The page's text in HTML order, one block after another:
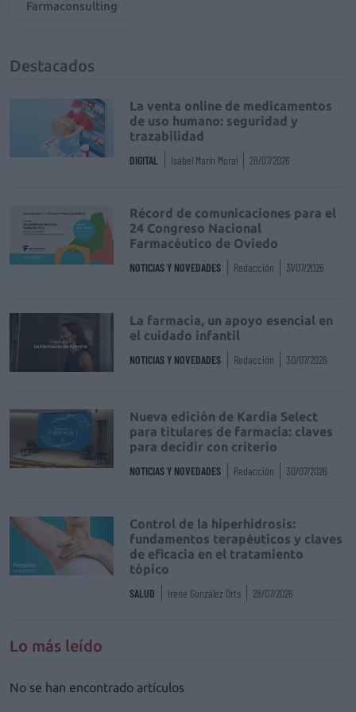
Farmaconsulting
Destacados
La venta online de medicamentos
de uso humano: seguridad y
trazabilidad
DIGITAL Isabel Marín Moral 28/07/2026
Récord de comunicaciones para el
24 Congreso Nacional
Farmacéutico de Oviedo
NOTICIAS Y NOVEDADES Redacción 31/07/2026
La farmacia, un apoyo esencial en
el cuidado infantil
NOTICIAS Y NOVEDADES Redacción 30/07/2026
Nueva edición de Kardia Select
para titulares de farmacia: claves
para decidir con criterio
NOTICIAS Y NOVEDADES Redacción 30/07/2026
Control de la hiperhidrosis:
fundamentos terapéuticos y claves
de eficacia en el tratamiento
tópico
SALUD Irene González Orts 28/07/2026
Lo más leído
No se han encontrado artículos